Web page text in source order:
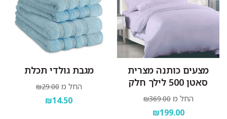
מצעים כותנה מצרית
סאטן 500 לילך חלק
החל מ ₪369.00
₪199.00
מגבת גולדי תכלת
החל מ ₪29.00
₪14.50